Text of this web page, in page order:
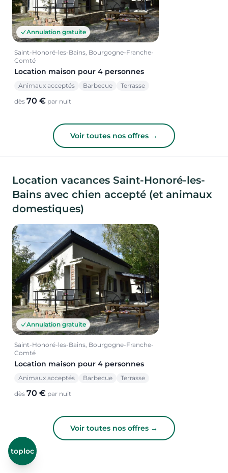
Annulation gratuite
Saint-Honoré-les-Bains, Bourgogne-Franche-
Comté
Location maison pour 4 personnes
Animaux acceptés Barbecue Terrasse
dès 70 € par nuit
Voir toutes nos offres →
Location vacances Saint-Honoré-les-
Bains avec chien accepté (et animaux
domestiques)
Annulation gratuite
Saint-Honoré-les-Bains, Bourgogne-Franche-
Comté
Location maison pour 4 personnes
Animaux acceptés Barbecue Terrasse
dès 70 € par nuit
Voir toutes nos offres →
toploc